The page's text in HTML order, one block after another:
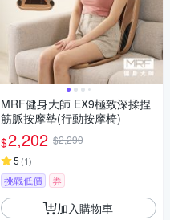
MRF健身大師 EX9極致深揉捏
筋脈按摩墊(行動按摩椅)
$2,202 $2,290
5 (1)
挑戰低價 券
加入購物車